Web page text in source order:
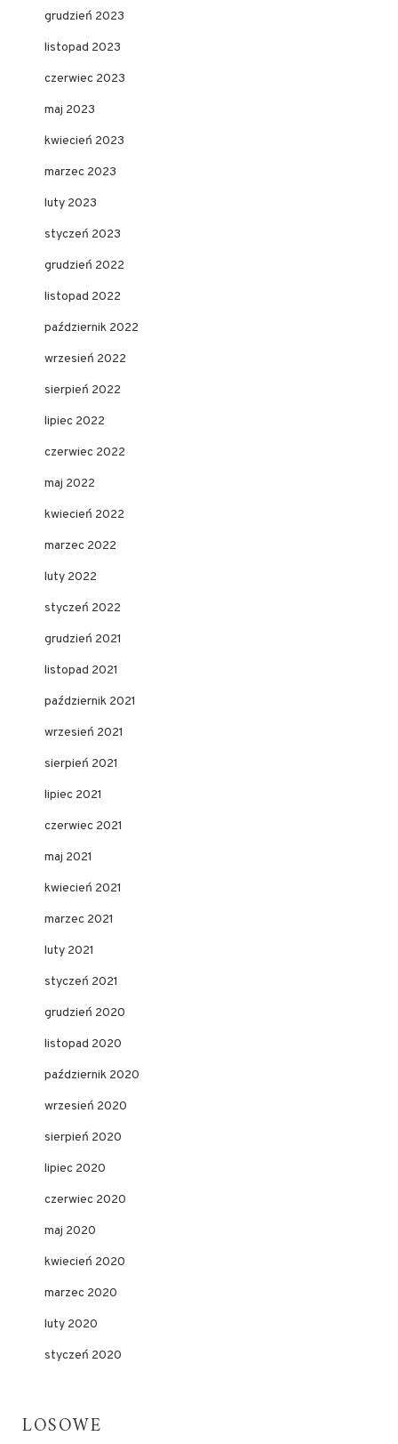
grudzień 2023
listopad 2023
czerwiec 2023
maj 2023
kwiecień 2023
marzec 2023
luty 2023
styczeń 2023
grudzień 2022
listopad 2022
październik 2022
wrzesień 2022
sierpień 2022
lipiec 2022
czerwiec 2022
maj 2022
kwiecień 2022
marzec 2022
luty 2022
styczeń 2022
grudzień 2021
listopad 2021
październik 2021
wrzesień 2021
sierpień 2021
lipiec 2021
czerwiec 2021
maj 2021
kwiecień 2021
marzec 2021
luty 2021
styczeń 2021
grudzień 2020
listopad 2020
październik 2020
wrzesień 2020
sierpień 2020
lipiec 2020
czerwiec 2020
maj 2020
kwiecień 2020
marzec 2020
luty 2020
styczeń 2020
LOSOWE